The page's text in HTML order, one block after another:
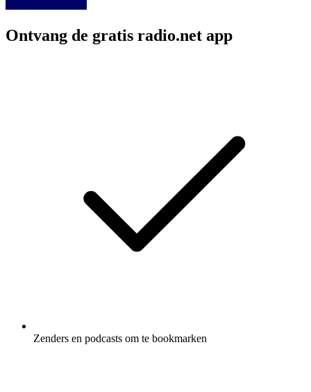
Ontvang de gratis radio.net app
Zenders en podcasts om te bookmarken